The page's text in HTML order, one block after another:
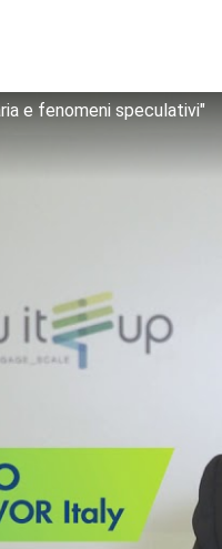
e fenomeni speculativi"